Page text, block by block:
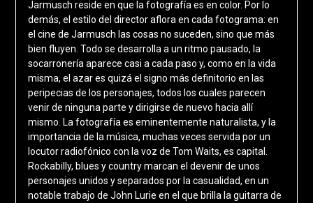
Jarmusch reside en que la fotografía es en color. Por lo
demás, el estilo del director aflora en cada fotograma: en
el cine de Jarmusch las cosas no suceden, sino que más
bien fluyen. Todo se desarrolla a un ritmo pausado, la
socarronería aparece casi a cada paso y, como en la vida
misma, el azar es quizá el signo más definitorio en las
peripecias de los personajes, todos los cuales parecen
venir de ninguna parte y dirigirse de nuevo hacia allí
mismo. La fotografía es eminentemente naturalista, y la
importancia de la música, muchas veces servida por un
locutor radiofónico con la voz de Tom Waits, es capital.
Rockabilly, blues y country marcan el devenir de unos
personajes unidos y separados por la casualidad, en un
notable trabajo de John Lurie en el que brilla la guitarra de